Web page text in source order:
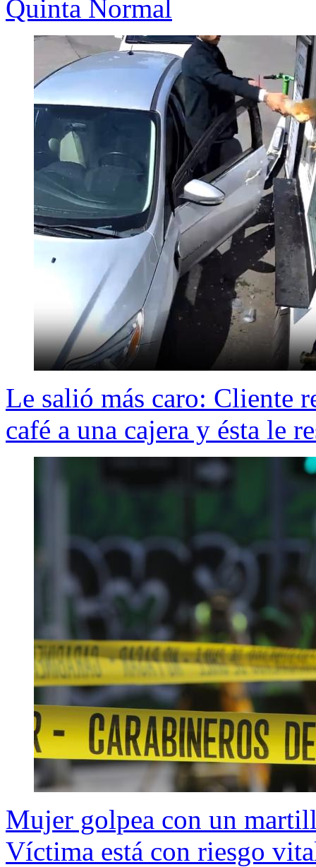
Quinta Normal
Le salió más caro: Cliente
café a una cajera y ésta le
Mujer golpea con un
Víctima está con riesgo